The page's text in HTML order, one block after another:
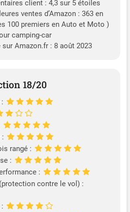
client : 4,3 sur 5 étoiles
ventes d’Amazon : 363 en
100 premiers en Auto et Moto )
camping-car
Amazon.fr : 8 août 2023
18/20
:
rangé :
:
:
contre le vol) :